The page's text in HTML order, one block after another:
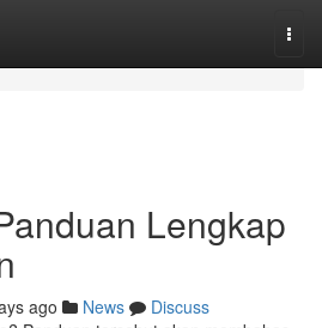
Lengkap
ago News
Discuss